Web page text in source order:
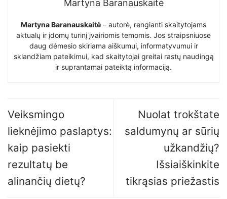
Martyna Baranauskaitė
Martyna Baranauskaitė – autorė, rengianti skaitytojams
aktualų ir įdomų turinį įvairiomis temomis. Jos straipsniuose
daug dėmesio skiriama aiškumui, informatyvumui ir
sklandžiam pateikimui, kad skaitytojai greitai rastų naudingą
ir suprantamai pateiktą informaciją.
Veiksmingo
lieknėjimo paslaptys:
kaip pasiekti
rezultatų be
alinančių dietų?
Nuolat trokštate
saldumynų ar sūrių
užkandžių?
Išsiaiškinkite
tikrąsias priežastis